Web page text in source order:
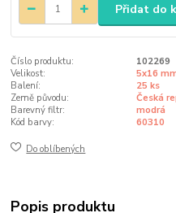
Přidat do
Číslo produktu:
102269
Velikost:
5x16
Balení:
25 ks
Země původu:
Česká
Barevný filtr:
modrá
Kód barvy:
60310
Do oblíbených
Popis produktu